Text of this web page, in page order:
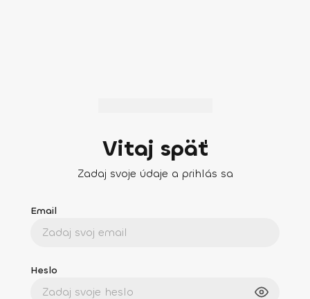
Vitaj späť
Zadaj svoje údaje a prihlás sa
Email
Heslo